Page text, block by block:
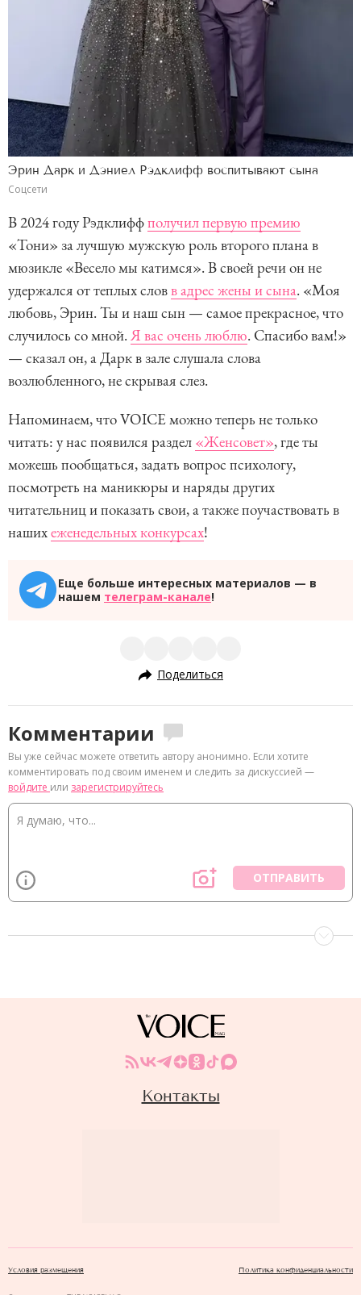
Эрин Дарк и Дэниел Рэдклифф воспитывают сына
Соцсети
В 2024 году Рэдклиффполучил первую премию
«Тони» за лучшую мужскую роль второго плана в
мюзикле «Весело мы катимся». В своей речи он не
удержался от теплых словв адрес жены и сына. «Моя
любовь, Эрин. Ты и наш сын — самое прекрасное, что
случилось со мной. Я вас очень люблю. Спасибо вам!»
— сказал он, а Дарк в зале слушала слова
возлюбленного, не скрывая слез.
Напоминаем, что VOICE можно теперь не только
читать: у нас появился раздел «Женсовет», где ты
можешь пообщаться, задать вопрос психологу,
посмотреть на маникюры и наряды других
читательниц и показать свои, а также поучаствовать в
нашихеженедельных конкурсах!
Еще больше интересных материалов — в
нашем телеграм-канале!
Поделиться
Комментарии
Вы уже сейчас можете ответить автору анонимно. Если хотите
комментировать под своим именем и следить за дискуссией —
войдите или зарегистрируйтесь
ОТПРАВИТЬ
Контакты
Условия размещения Политика конфиденциальности